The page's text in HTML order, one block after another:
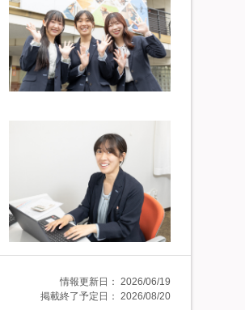
情報更新日： 2026/06/19
掲載終了予定日： 2026/08/20